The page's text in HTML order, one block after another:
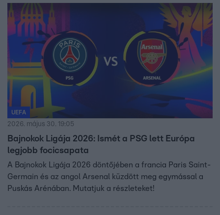
UEFA
2026. május 30. 19:05
Bajnokok Ligája 2026: Ismét a PSG lett Európa
legjobb focicsapata
A Bajnokok Ligája 2026 döntőjében a francia Paris Saint-
Germain és az angol Arsenal küzdött meg egymással a
Puskás Arénában. Mutatjuk a részleteket!